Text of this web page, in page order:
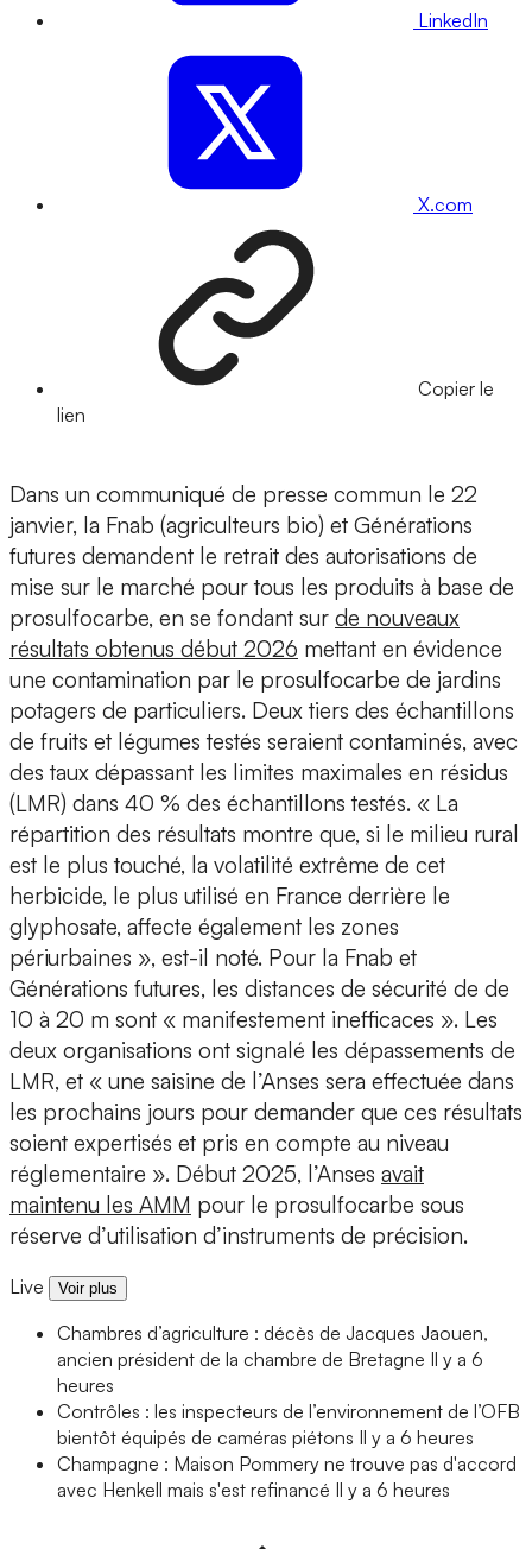
LinkedIn
X.com
Copier le
lien
Dans un communiqué de presse commun le 22
janvier, la Fnab (agriculteurs bio) et Générations
futures demandent le retrait des autorisations de
mise sur le marché pour tous les produits à base de
prosulfocarbe, en se fondant sur de nouveaux
résultats obtenus début 2026 mettant en évidence
une contamination par le prosulfocarbe de jardins
potagers de particuliers. Deux tiers des échantillons
de fruits et légumes testés seraient contaminés, avec
des taux dépassant les limites maximales en résidus
(LMR) dans 40 % des échantillons testés. « La
répartition des résultats montre que, si le milieu rural
est le plus touché, la volatilité extrême de cet
herbicide, le plus utilisé en France derrière le
glyphosate, affecte également les zones
périurbaines », est-il noté. Pour la Fnab et
Générations futures, les distances de sécurité de de
10 à 20 m sont « manifestement inefficaces ». Les
deux organisations ont signalé les dépassements de
LMR, et « une saisine de l’Anses sera effectuée dans
les prochains jours pour demander que ces résultats
soient expertisés et pris en compte au niveau
réglementaire ». Début 2025, l’Anses avait
maintenu les AMM pour le prosulfocarbe sous
réserve d’utilisation d’instruments de précision.
Live Voir plus
Chambres d’agriculture : décès de Jacques Jaouen,
ancien président de la chambre de Bretagne Il y a 6
heures
Contrôles : les inspecteurs de l’environnement de l’OFB
bientôt équipés de caméras piétons Il y a 6 heures
Champagne : Maison Pommery ne trouve pas d'accord
avec Henkell mais s'est refinancé Il y a 6 heures